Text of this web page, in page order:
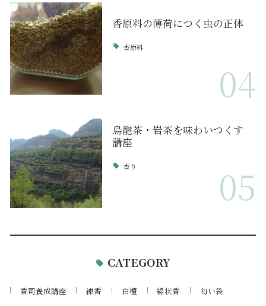
香原料の薄荷につく虫の正体
香原料
04
烏龍茶・岩茶を味わいつくす
講座
香り 05
CATEGORY
香司養成講座 練香 白檀 線状香 匂い袋